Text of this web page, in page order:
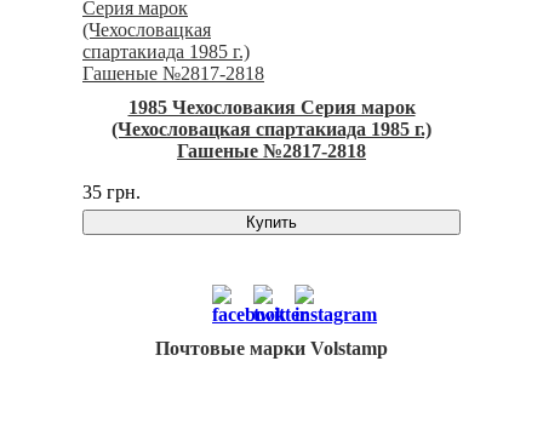
1985 Чехословакия Серия марок
(Чехословацкая спартакиада 1985 г.)
Гашеные №2817-2818
35 грн.
Купить
Почтовые марки Volstamp